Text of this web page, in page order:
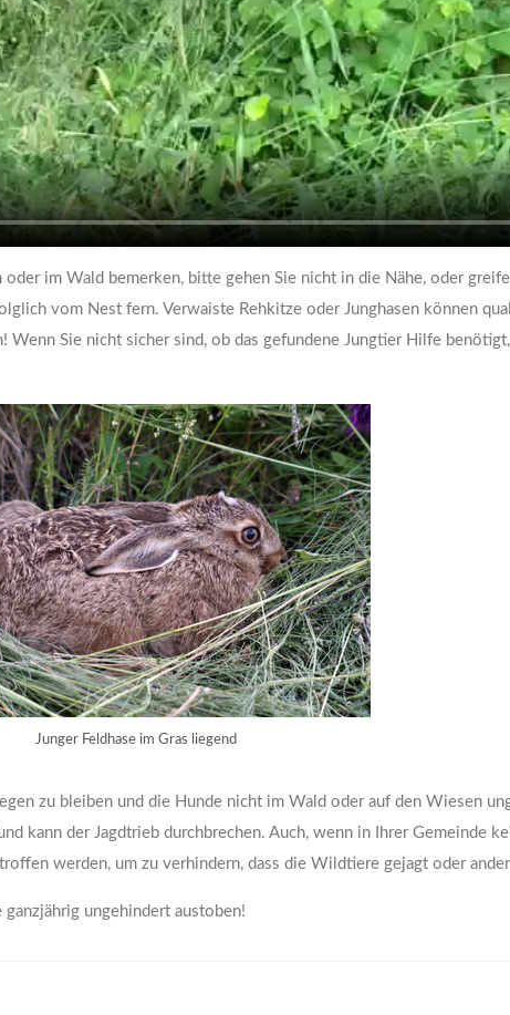
oder im Wald bemerken, bitte gehen Sie nicht in die Nähe, oder
vom Nest fern. Verwaiste Rehkitze oder Junghasen können
Sie nicht sicher sind, ob das gefundene Jungtier Hilfe
Junger Feldhase im Gras liegend
zu bleiben und die Hunde nicht im Wald oder auf den Wiesen
kann der Jagdtrieb durchbrechen. Auch, wenn in Ihrer Gemeinde
werden, um zu verhindern, dass die Wildtiere gejagt oder
ungehindert austoben!